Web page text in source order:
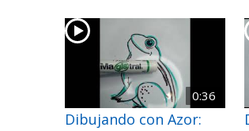
0:36
Dibujando con Azor: